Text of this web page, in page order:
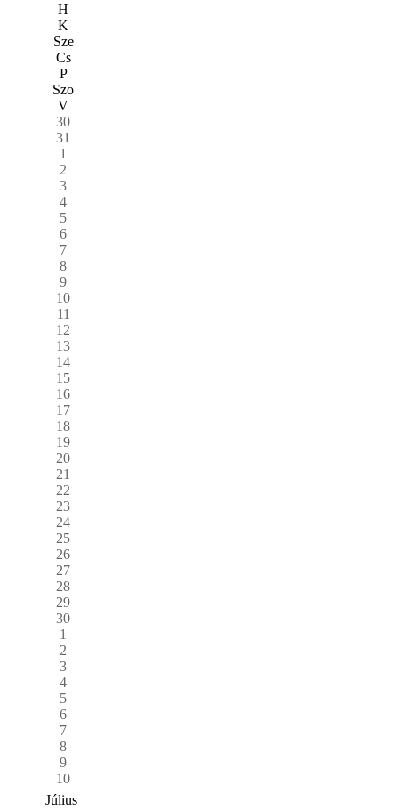
H
K
Sze
Cs
P
Szo
V
30
31
1
2
3
4
5
6
7
8
9
10
11
12
13
14
15
16
17
18
19
20
21
22
23
24
25
26
27
28
29
30
1
2
3
4
5
6
7
8
9
10
Július